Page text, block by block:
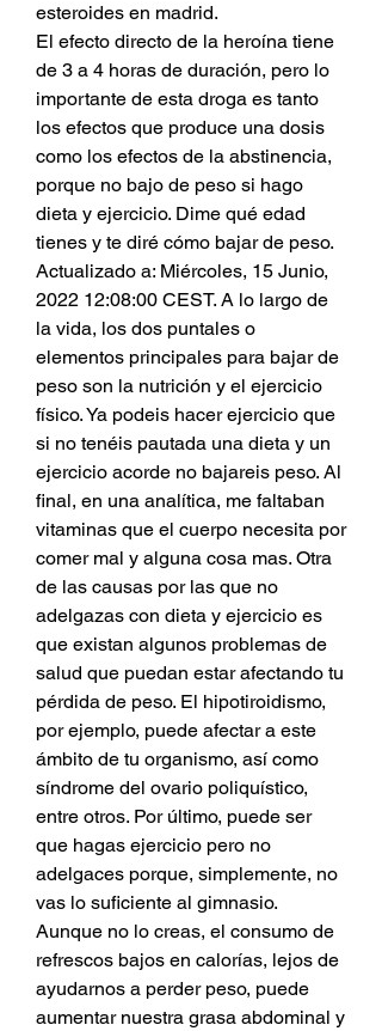
esteroides en madrid.
El efecto directo de la heroína tiene
de 3 a 4 horas de duración, pero lo
importante de esta droga es tanto
los efectos que produce una dosis
como los efectos de la abstinencia,
porque no bajo de peso si hago
dieta y ejercicio. Dime qué edad
tienes y te diré cómo bajar de peso.
Actualizado a: Miércoles, 15 Junio,
2022 12:08:00 CEST. A lo largo de
la vida, los dos puntales o
elementos principales para bajar de
peso son la nutrición y el ejercicio
físico. Ya podeis hacer ejercicio que
si no tenéis pautada una dieta y un
ejercicio acorde no bajareis peso. Al
final, en una analítica, me faltaban
vitaminas que el cuerpo necesita por
comer mal y alguna cosa mas. Otra
de las causas por las que no
adelgazas con dieta y ejercicio es
que existan algunos problemas de
salud que puedan estar afectando tu
pérdida de peso. El hipotiroidismo,
por ejemplo, puede afectar a este
ámbito de tu organismo, así como
síndrome del ovario poliquístico,
entre otros. Por último, puede ser
que hagas ejercicio pero no
adelgaces porque, simplemente, no
vas lo suficiente al gimnasio.
Aunque no lo creas, el consumo de
refrescos bajos en calorías, lejos de
ayudarnos a perder peso, puede
aumentar nuestra grasa abdominal y